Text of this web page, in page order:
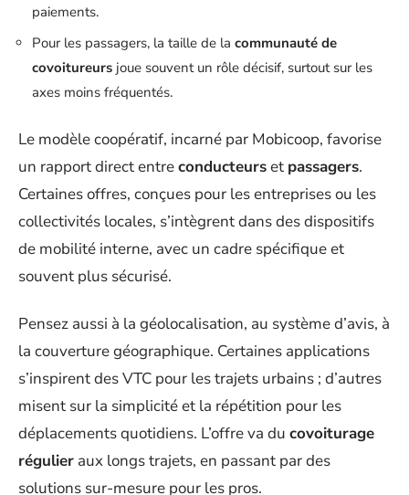
paiements.
Pour les passagers, la taille de la communauté de
covoitureurs joue souvent un rôle décisif, surtout sur les
axes moins fréquentés.
Le modèle coopératif, incarné par Mobicoop, favorise
un rapport direct entreconducteurset passagers.
Certaines offres, conçues pour les entreprises ou les
collectivités locales, s’intègrent dans des dispositifs
de mobilité interne, avec un cadre spécifique et
souvent plus sécurisé.
Pensez aussi à la géolocalisation, au système d’avis, à
la couverture géographique. Certaines applications
s’inspirent des VTC pour les trajets urbains ; d’autres
misent sur la simplicité et la répétition pour les
déplacements quotidiens. L’offre va du covoiturage
régulier aux longs trajets, en passant par des
solutions sur-mesure pour les pros.